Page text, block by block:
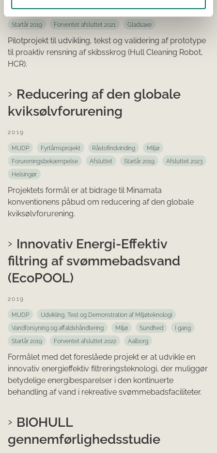
Transport og godshåndtering
Miljø Rensning
I gang
Startår 2019
Forventet afsluttet 2021 Gladsaxe
Pilotprojekt til udvikling, tekst og validering af prototype
til proaktiv rensning af skibsskrog (Hull Cleaning Robot,
HCR).
Reducering af den globale
kviksølvforurening
2019
MUDP Fyrtårnsprojekt Råstofindvinding
Miljø
Forureningsbekæmpelse
Afsluttet Startår 2019
Afsluttet 2023
Helsingør
Projektets formål er at bidrage til Minamata
konventionens påbud om reducering af den globale
kviksølvforurening.
Innovativ Energi-Effektiv
filtring af svømmebadsvand
(EcoPOOL)
2019
MUDP
Udvikling, Test og Demonstration af Miljøteknologi
Vandforsyning og affaldshåndtering
Miljø Sundhed
I gang
Startår 2019
Forventet afsluttet 2022 Aalborg
Formålet med det foreslåede projekt er at udvikle en
innovativ energieffektiv filtreringsteknologi, der muliggør
betydelige energibesparelser i den kontinuerte
behandling af vand i rekreative svømmebadsfaciliteter.
BIOHULL
gennemførlighedsstudie